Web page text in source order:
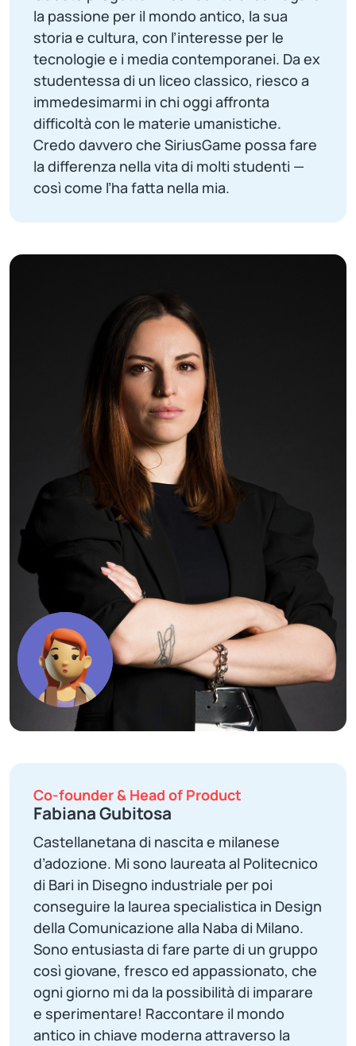
la passione per il mondo antico, la sua
storia e cultura, con l’interesse per le
tecnologie e i media contemporanei. Da ex
studentessa di un liceo classico, riesco a
immedesimarmi in chi oggi affronta
difficoltà con le materie umanistiche.
Credo davvero che SiriusGame possa fare
la differenza nella vita di molti studenti —
così come l’ha fatta nella mia.
Co-founder & Head of Product
Fabiana Gubitosa
Castellanetana di nascita e milanese
d’adozione. Mi sono laureata al Politecnico
di Bari in Disegno industriale per poi
conseguire la laurea specialistica in Design
della Comunicazione alla Naba di Milano.
Sono entusiasta di fare parte di un gruppo
così giovane, fresco ed appassionato, che
ogni giorno mi da la possibilità di imparare
e sperimentare! Raccontare il mondo
antico in chiave moderna attraverso la